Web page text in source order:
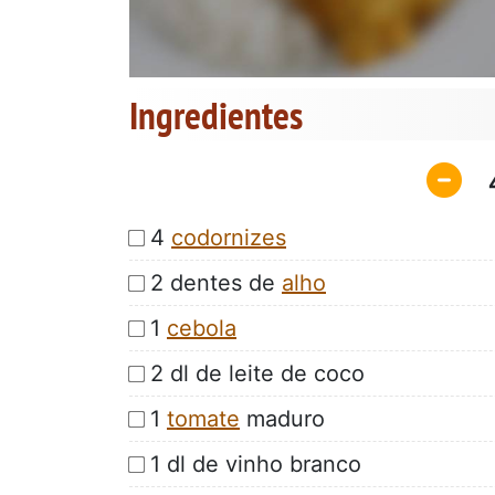
Ingredientes
4 codornizes
2 dentes de alho
1 cebola
2 dl de leite de coco
1 tomate maduro
1 dl de vinho branco